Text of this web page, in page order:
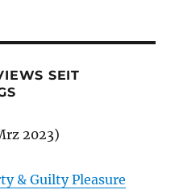
SEIT
2023)
& Guilty Pleasure